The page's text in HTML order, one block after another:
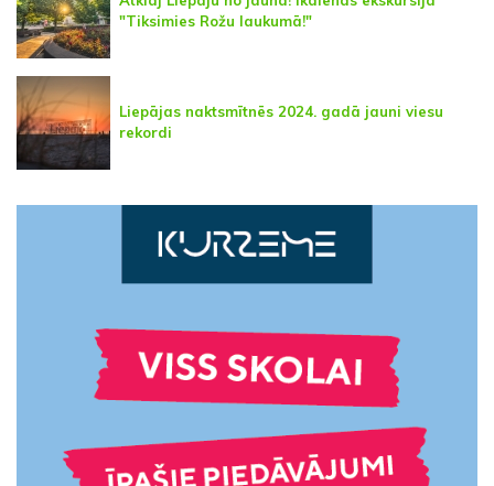
"Tiksimies Rožu laukumā!"
Liepājas naktsmītnēs 2024. gadā jauni viesu
rekordi